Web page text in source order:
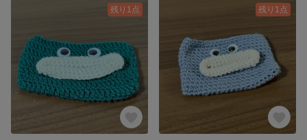
残り1点 残り1点